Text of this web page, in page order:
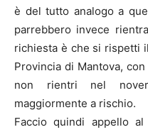
è del tutto analogo a
parrebbero invece
richiesta è che si rispetti
Provincia di Mantova,
non rientri nel
maggiormente a rischio.
Faccio quindi appello